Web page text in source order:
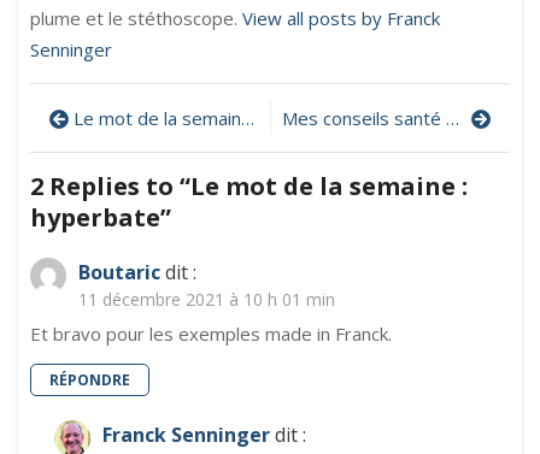
plume et le stéthoscope. View all posts by Franck
Senninger
Navigation
de
l’article
Le mot de la semaine : enthymème Mes conseils santé dans La Voce de janvier 2022 (Franco Berneri-Croce)
2 Replies to “Le mot de la semaine :
hyperbate”
Boutaricdit :
11 décembre 2021 à 10 h 01 min
Et bravo pour les exemples made in Franck.
RÉPONDRE
Franck Senningerdit :